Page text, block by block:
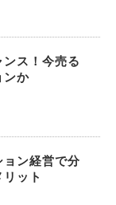
ス！今売る
ンか
ョン経営で分
ット